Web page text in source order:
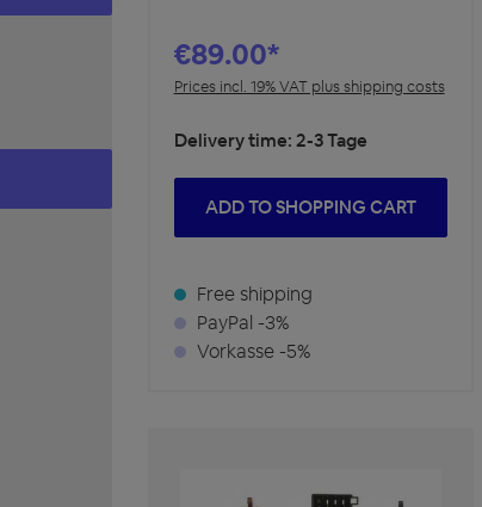
€89.00*
Prices incl. 19% VAT plus shipping costs
Delivery time: 2-3 Tage
ADD TO SHOPPING CART
Free shipping
PayPal -3%
Vorkasse -5%